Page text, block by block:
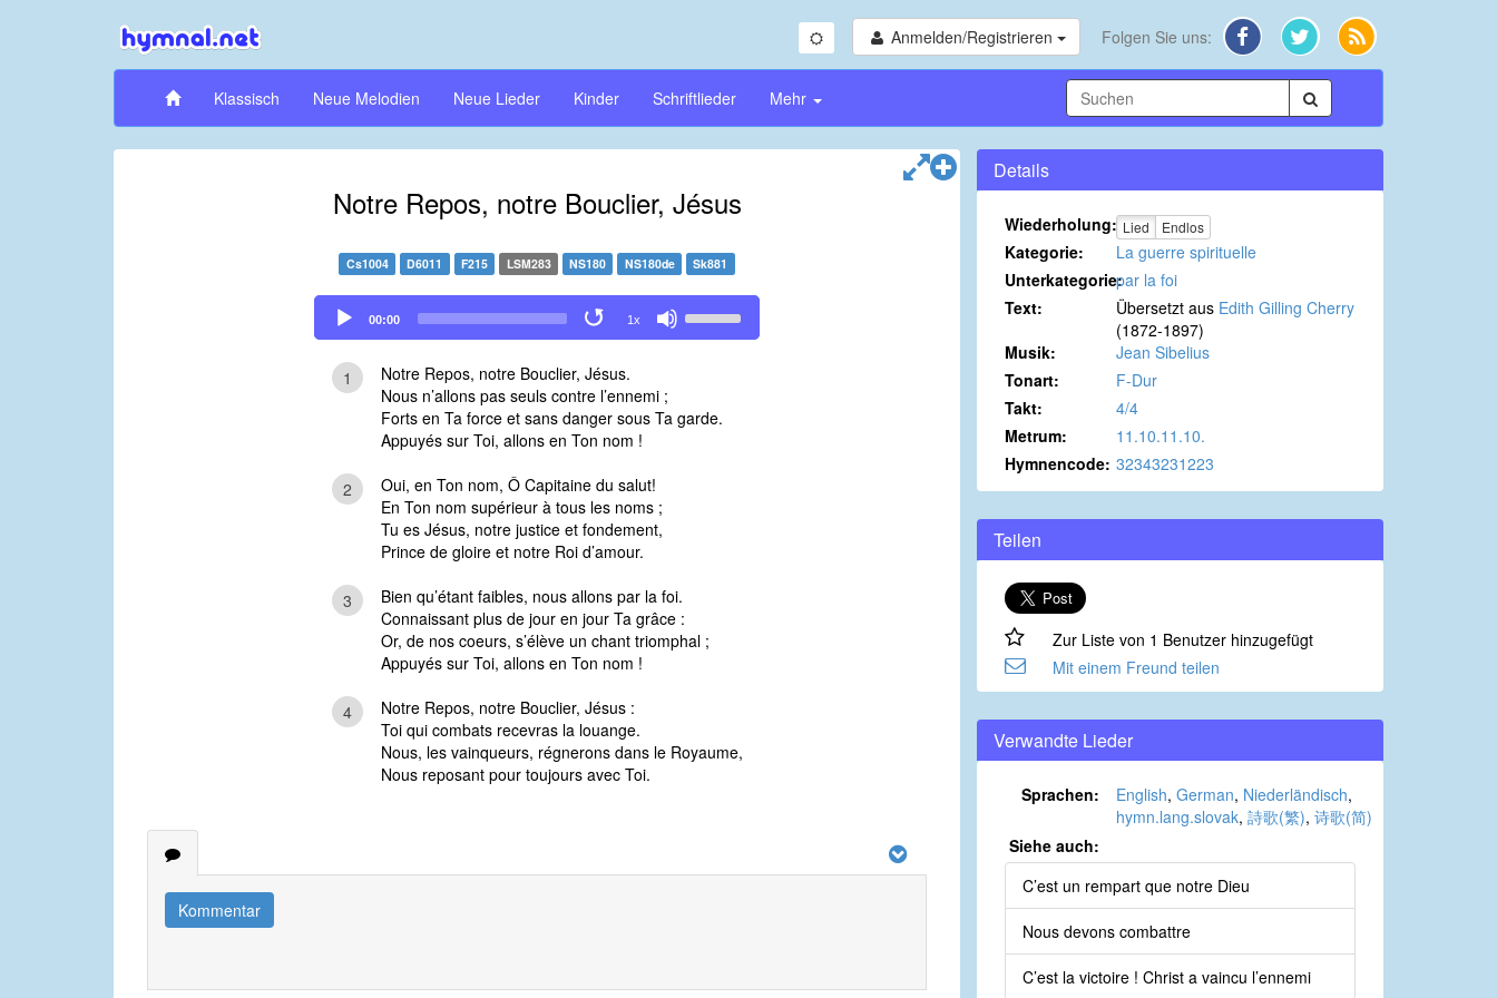
Anmelden/Registrieren Folgen Sie uns:
Klassisch Neue Melodien Neue Lieder Kinder Schriftlieder Mehr
Notre Repos, notre Bouclier, Jésus
Cs1004 D6011 F215 LSM283 NS180 NS180de Sk881
Audio
Player
00:00 1x
Up/Down
increase
1
Notre Repos, notre Bouclier, Jésus.
Nous n’allons pas seuls contre l’ennemi ;
Forts en Ta force et sans danger sous Ta garde.
Appuyés sur Toi, allons en Ton nom !
2
Oui, en Ton nom, Ô Capitaine du salut!
En Ton nom supérieur à tous les noms ;
Tu es Jésus, notre justice et fondement,
Prince de gloire et notre Roi d’amour.
3
Bien qu’étant faibles, nous allons par la foi.
Connaissant plus de jour en jour Ta grâce :
Or, de nos coeurs, s’élève un chant triomphal ;
Appuyés sur Toi, allons en Ton nom !
4
Notre Repos, notre Bouclier, Jésus :
Toi qui combats recevras la louange.
Nous, les vainqueurs, régnerons dans le Royaume,
Nous reposant pour toujours avec Toi.
Kommentar
Details
Wiederholung: Lied Endlos
Kategorie:
La guerre spirituelle
Unterkategorie:par la foi
Text:
Übersetzt aus Edith Gilling Cherry
(1872-1897)
Musik:
Jean Sibelius
Tonart:
F-Dur
Takt:
4/4
Metrum:
11.10.11.10.
Hymnencode: 32343231223
Teilen
Zur Liste von 1 Benutzer hinzugefügt
Mit einem Freund teilen
Verwandte Lieder
Sprachen: English, German, Niederländisch,
hymn.lang.slovak, 詩歌(繁), 诗歌(简)
Siehe auch:
C’est un rempart que notre Dieu
Nous devons combattre
C’est la victoire ! Christ a vaincu l’ennemi